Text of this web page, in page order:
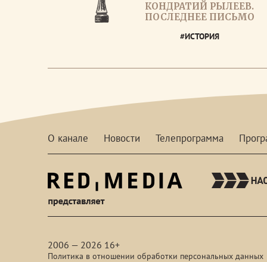
КОНДРАТИЙ РЫЛЕЕВ.
ПОСЛЕДНЕЕ ПИСЬМО
#ИСТОРИЯ
О канале Новости Телепрограмма
2006 — 2026 16+
Политика в отношении обработки персональных данных